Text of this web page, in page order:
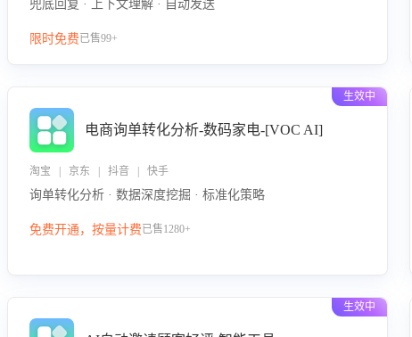
兜底回复 · 上下文理解 · 自动发送
限时免费已售99+
生效中
电商询单转化分析-数码家电-[VOC AI]
淘宝 | 京东 | 抖音 | 快手
询单转化分析 · 数据深度挖掘 · 标准化策略
免费开通，按量计费已售1280+
生效中